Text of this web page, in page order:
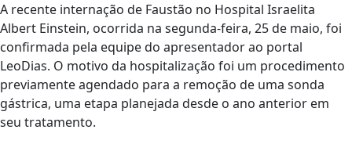
A recente internação de Faustão no Hospital Israelita
Albert Einstein, ocorrida na segunda-feira, 25 de maio, foi
confirmada pela equipe do apresentador ao portal
LeoDias. O motivo da hospitalização foi um procedimento
previamente agendado para a remoção de uma sonda
gástrica, uma etapa planejada desde o ano anterior em
seu tratamento.